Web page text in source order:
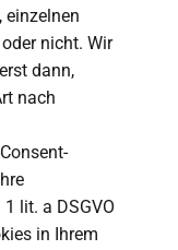
einzelnen
nicht. Wir
dann,
nach
lit. a DSGVO
in Ihrem